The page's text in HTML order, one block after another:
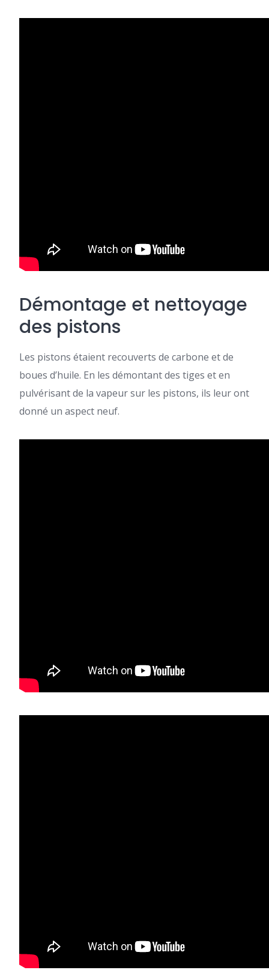
Démontage et nettoyage
des pistons
Les pistons étaient recouverts de carbone et de
boues d’huile. En les démontant des tiges et en
pulvérisant de la vapeur sur les pistons, ils leur ont
donné un aspect neuf.